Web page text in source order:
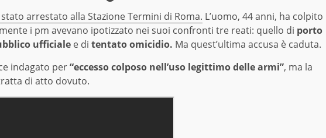
stato arrestato alla Stazione Termini di Roma. L’uomo, 44 anni, ha colpito
i pm avevano ipotizzato nei suoi confronti tre reati: quello di porto
ufficiale e di tentato omicidio. Ma quest’ultima accusa è caduta.
indagato per“eccesso colposo nell’uso legittimo delle armi”, ma la
di atto dovuto.